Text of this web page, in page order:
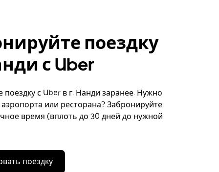
поездку
с Uber
поездку с Uber в г. Нанди заранее. Нужно
или ресторана? Забронируйте
время (вплоть до 30 дней до нужной
поездку